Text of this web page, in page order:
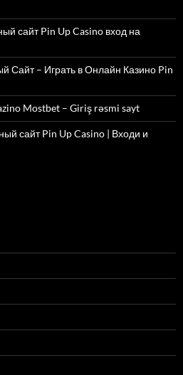
сайт Pin Up Casino вход на
Сайт – Играть в Онлайн Казино Pin
Mostbet – Giriş rəsmi sayt
сайт Pin Up Casino | Входи и